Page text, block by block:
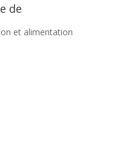
de
et alimentation